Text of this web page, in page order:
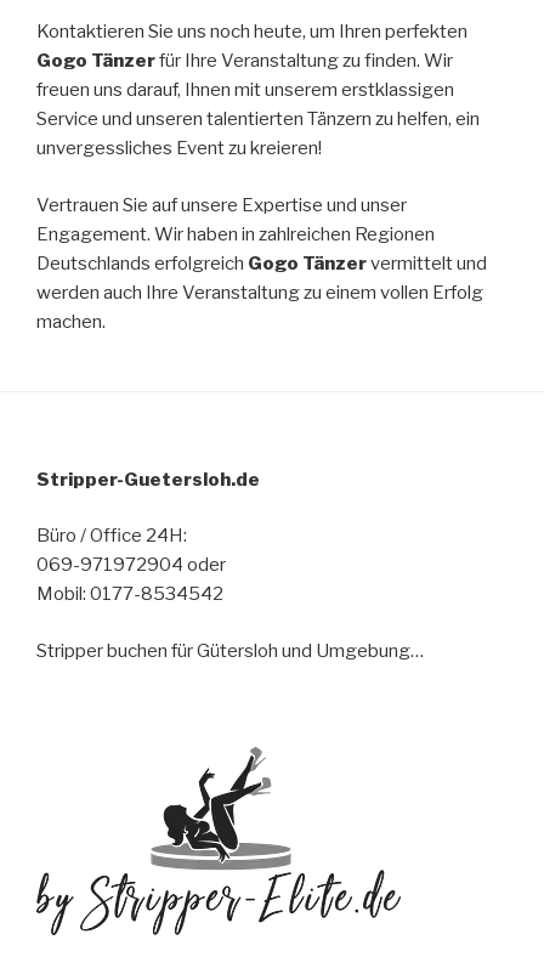
Kontaktieren Sie uns noch heute, um Ihren perfekten
Gogo Tänzerfür Ihre Veranstaltung zu finden. Wir
freuen uns darauf, Ihnen mit unserem erstklassigen
Service und unseren talentierten Tänzern zu helfen, ein
unvergessliches Event zu kreieren!
Vertrauen Sie auf unsere Expertise und unser
Engagement. Wir haben in zahlreichen Regionen
Deutschlands erfolgreich Gogo Tänzervermittelt und
werden auch Ihre Veranstaltung zu einem vollen Erfolg
machen.
Stripper-Guetersloh.de
Büro / Office 24H:
069-971972904 oder
Mobil: 0177-8534542
Stripper buchen für Gütersloh und Umgebung…